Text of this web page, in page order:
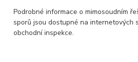
Podrobné informace o mimosoudním
sporů jsou dostupné na internetových
obchodní inspekce.